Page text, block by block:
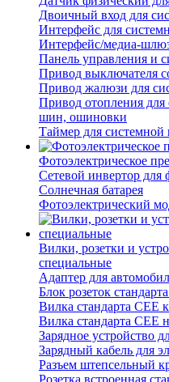
Двоичный вход для
Интерфейс для
Интерфейс/медиа-
Панель управления и
Привод выключателя
Привод жалюзи для
Привод отопления
шин, ошиновки
Таймер для
Фотоэлектрическое
Сетевой инвертор для
Солнечная батарея
Фотоэлектрический
Вилки, розетки и
специальные
Адаптер для
Блок розеток
Вилка стандарта CEE
Вилка стандарта CEE
Зарядное устройство
Зарядный кабель для
Разъем штепсельный
Розетка встроенная